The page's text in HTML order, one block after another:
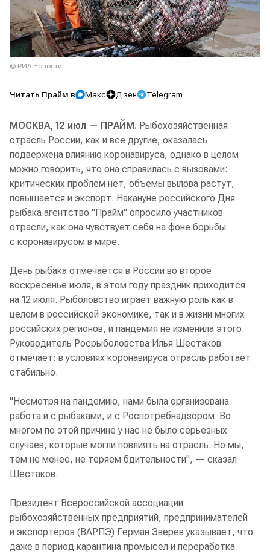
© РИА Новости
Читать Прайм в Макс Дзен Telegram
МОСКВА, 12 июл — ПРАЙМ. Рыбохозяйственная
отрасль России, как и все другие, оказалась
подвержена влиянию коронавируса, однако в целом
можно говорить, что она справилась с вызовами:
критических проблем нет, объемы вылова растут,
повышается и экспорт. Накануне российского Дня
рыбака агентство "Прайм" опросило участников
отрасли, как она чувствует себя на фоне борьбы
с коронавирусом в мире.
День рыбака отмечается в России во второе
воскресенье июля, в этом году праздник приходится
на 12 июля. Рыболовство играет важную роль как в
целом в российской экономике, так и в жизни многих
российских регионов, и пандемия не изменила этого.
Руководитель Росрыболовства Илья Шестаков
отмечает: в условиях коронавируса отрасль работает
стабильно.
"Несмотря на пандемию, нами была организована
работа и с рыбаками, и с Роспотребнадзором. Во
многом по этой причине у нас не было серьезных
случаев, которые могли повлиять на отрасль. Но мы,
тем не менее, не теряем бдительности", — сказал
Шестаков.
Президент Всероссийской ассоциации
рыбохозяйственных предприятий, предпринимателей
и экспортеров (ВАРПЭ) Герман Зверев указывает, что
даже в период карантина промысел и переработка